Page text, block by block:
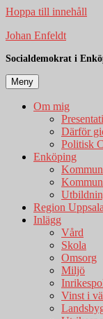
Hoppa till innehåll
Johan Enfeldt
Socialdemokrat i
Meny
Om mig
Därför
Politisk
Enköping
Region Uppsala
Inlägg
Vård
Skola
Omsorg
Miljö
Vinst i